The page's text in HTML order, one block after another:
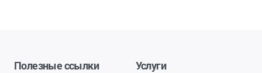
Полезные ссылки Услуги